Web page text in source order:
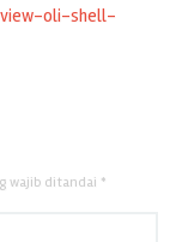
oli-shell-
wajib ditandai *